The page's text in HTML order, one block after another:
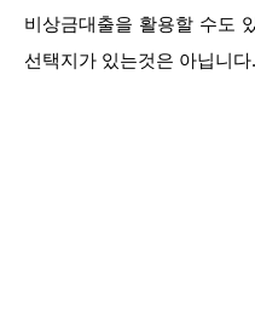
비상금대출을 활용할 수도
선택지가 있는것은 아닙니다.